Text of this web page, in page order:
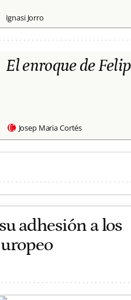
Ignasi Jorro
El enroque de
Josep Maria Cortés
adhesión a los